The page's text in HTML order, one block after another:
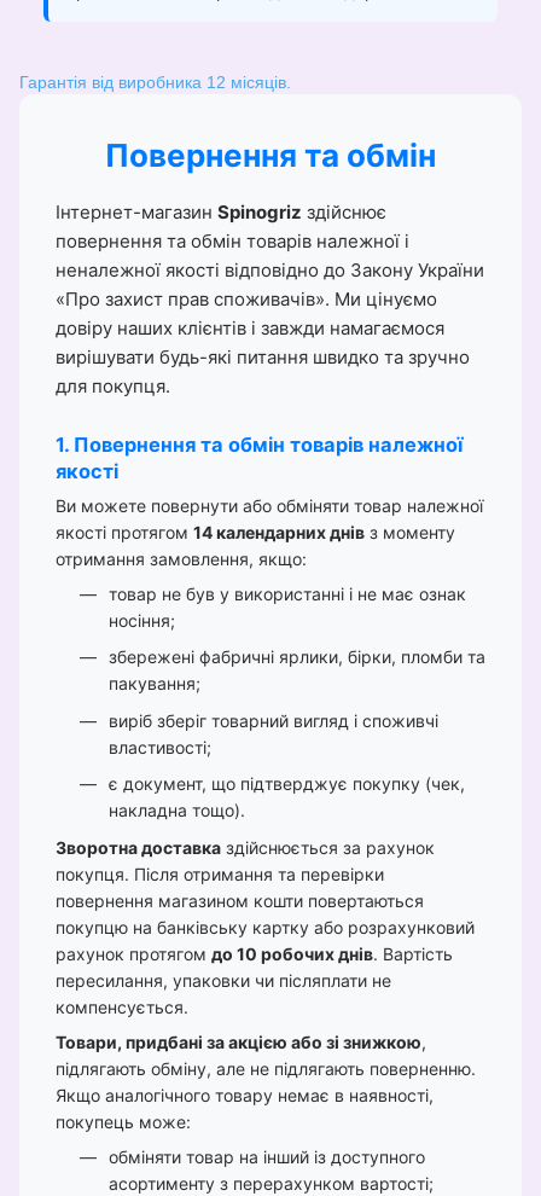
Гарантія від виробника 12 місяців.
Повернення та обмін
Інтернет-магазин Spinogriz здійснює
повернення та обмін товарів належної і
неналежної якості відповідно до Закону України
«Про захист прав споживачів». Ми цінуємо
довіру наших клієнтів і завжди намагаємося
вирішувати будь-які питання швидко та зручно
для покупця.
1. Повернення та обмін товарів належної
якості
Ви можете повернути або обміняти товар належної
якості протягом 14 календарних днів з моменту
отримання замовлення, якщо:
товар не був у використанні і не має ознак
носіння;
збережені фабричні ярлики, бірки, пломби та
пакування;
виріб зберіг товарний вигляд і споживчі
властивості;
є документ, що підтверджує покупку (чек,
накладна тощо).
Зворотна доставка здійснюється за рахунок
покупця. Після отримання та перевірки
повернення магазином кошти повертаються
покупцю на банківську картку або розрахунковий
рахунок протягом до 10 робочих днів. Вартість
пересилання, упаковки чи післяплати не
компенсується.
Товари, придбані за акцією або зі знижкою,
підлягають обміну, але не підлягають поверненню.
Якщо аналогічного товару немає в наявності,
покупець може:
обміняти товар на інший із доступного
асортименту з перерахунком вартості;